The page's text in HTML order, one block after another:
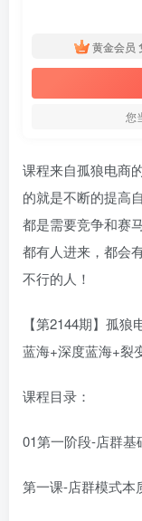
黄金会员
您
课程来自孤狼电商
的就是不断的提高
都是需要竞争和赛
都有人进来，都会
不行的人！
【第2144期】孤
蓝海+深度蓝海+裂
课程目录：
01第一阶段-店群基
第一课-店群模式本